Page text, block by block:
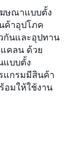
ษณาแบบตั้ง
ค้าอุปโภค
กันและอุปทาน
คลน ด้วย
แบบตั้ง
แกรมมีสินค้า
อมให้ใช้งาน